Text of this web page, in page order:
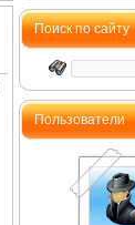
Поиск по сайту
Пользователи